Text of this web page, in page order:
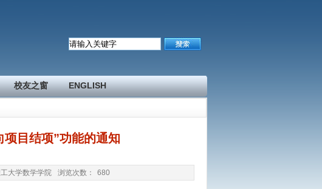
校友之窗 ENGLISH
目结项”功能的通知
大学数学学院 浏览次数： 680